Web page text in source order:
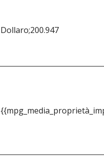
Dollaro;200.947